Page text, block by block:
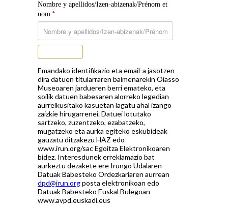
Nombre y apellidos/Izen-abizenak/Prénom et
nom *
Emandako identifikazio eta email-a jasotzen
dira datuen titularraren baimenarekin Oiasso
Museoaren jardueren berri emateko, eta
soilik datuen babesaren alorreko legedian
aurreikusitako kasuetan lagatu ahal izango
zaizkie hirugarrenei. Datuei lotutako
sartzeko, zuzentzeko, ezabatzeko,
mugatzeko eta aurka egiteko eskubideak
gauzatu ditzakezu HAZ edo
www.irun.org/sac Egoitza Elektronikoaren
bidez. Interesdunek erreklamazio bat
aurkeztu dezakete ere Irungo Udalaren
Datuak Babesteko Ordezkariaren aurrean
dpd@irun.orgposta elektronikoan edo
Datuak Babesteko Euskal Bulegoan
www.avpd.euskadi.eus